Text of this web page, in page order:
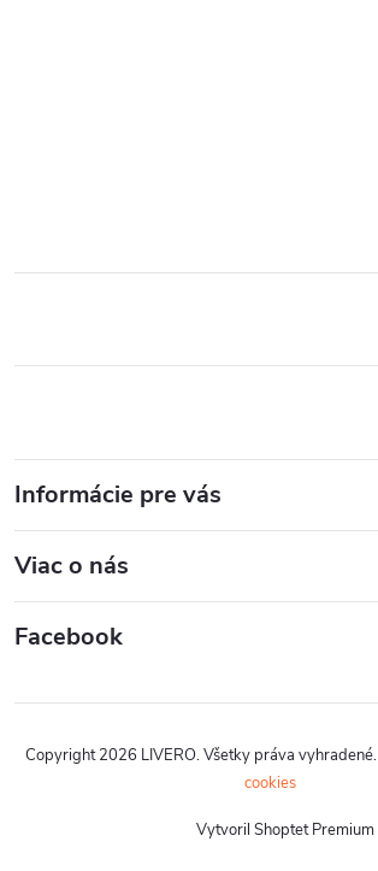
Informácie pre vás
Viac o nás
Facebook
Vytvoril Shoptet Premium
Copyright 2026 LIVERO. Všetky práva vyhradené.
cookies